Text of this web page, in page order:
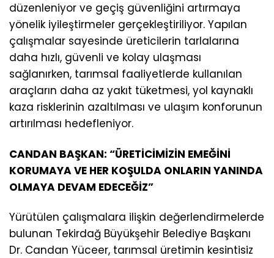
düzenleniyor ve geçiş güvenliğini artırmaya
yönelik iyileştirmeler gerçekleştiriliyor. Yapılan
çalışmalar sayesinde üreticilerin tarlalarına
daha hızlı, güvenli ve kolay ulaşması
sağlanırken, tarımsal faaliyetlerde kullanılan
araçların daha az yakıt tüketmesi, yol kaynaklı
kaza risklerinin azaltılması ve ulaşım konforunun
artırılması hedefleniyor.
CANDAN BAŞKAN: “ÜRETİCİMİZİN EMEĞİNİ
KORUMAYA VE HER KOŞULDA ONLARIN YANINDA
OLMAYA DEVAM EDECEĞİZ”
Yürütülen çalışmalara ilişkin değerlendirmelerde
bulunan Tekirdağ Büyükşehir Belediye Başkanı
Dr. Candan Yüceer, tarımsal üretimin kesintisiz